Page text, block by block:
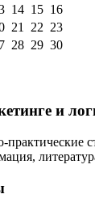
14 15 16
21 22 23
28 29 30
и
практические